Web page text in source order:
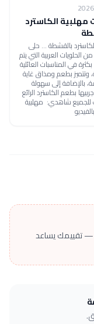
مهلبية الكاسترد
بالقشطة ... حلى
الحلويات العربية التي يتم
في المناسبات العائلية
وتتميز بطعم ومذاق غاية
بالإضافة إلى سهولة
بطعم الكاسترد الرائع
للجميع شاهدي: مهلبية
— تقييمك يساعد